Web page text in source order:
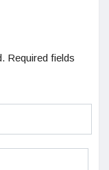
Required fields